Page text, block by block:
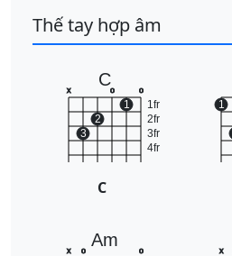
Thế tay hợp âm
C
1fr
2fr
3fr
4fr
x
3
2
o
1
o
C
1
Am
x o o x